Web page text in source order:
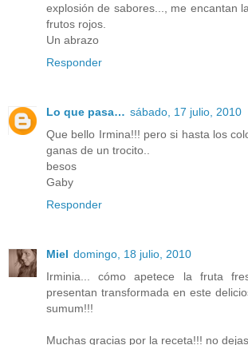
explosión de sabores..., me encantan
frutos rojos.
Un abrazo
Responder
Lo que pasa… sábado, 17 julio, 2010
Que bello Irmina!!! pero si hasta los
ganas de un trocito..
besos
Gaby
Responder
Miel domingo, 18 julio, 2010
Irminia... cómo apetece la fruta
presentan transformada en este
sumum!!!
Muchas gracias por la receta!!! no